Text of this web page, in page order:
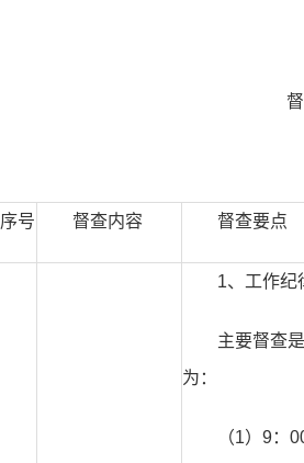
督
序号 督查内容 督查要点
1、工作纪
主要督查
为：
（1）9：